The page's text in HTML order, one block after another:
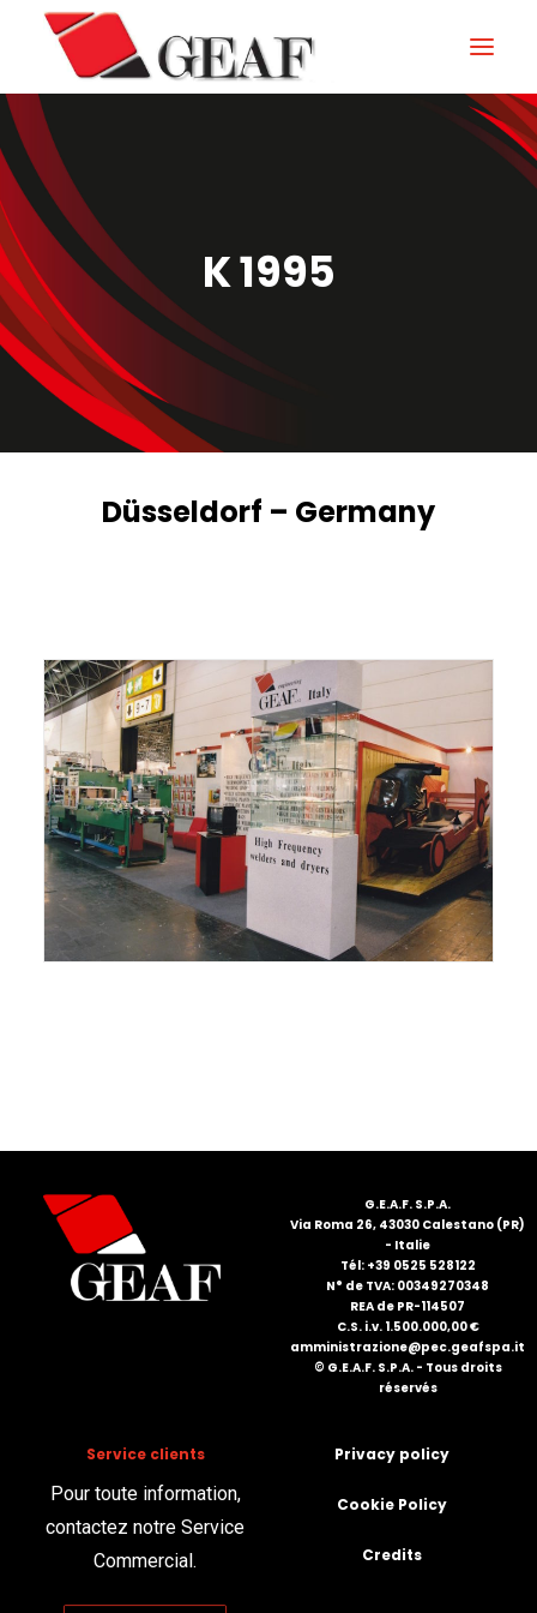
HOME
ENTERPRISE
KNOW-HOW
NOS SECTEURS
CONTACTEZ
NEWS ET ÉVÉNEMENTS
DOWNLOAD
ITALIANO
ENGLISH
K 1995
Düsseldorf – Germany
G.E.A.F. S.P.A.
Via Roma 26, 43030 Calestano (PR)
- Italie
Tél: +39 0525 528122
N° de TVA: 00349270348
REA de PR-114507
C.S. i.v. 1.500.000,00 €
amministrazione@pec.geafspa.it
© G.E.A.F. S.P.A. - Tous droits
réservés
Service clients
Pour toute information,
contactez notre Service
Commercial.
Privacy policy
Cookie Policy
Credits